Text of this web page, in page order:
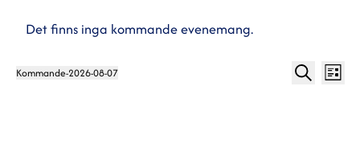
Det finns inga kommande evenemang.
Lista
Kommande-2026-08-07